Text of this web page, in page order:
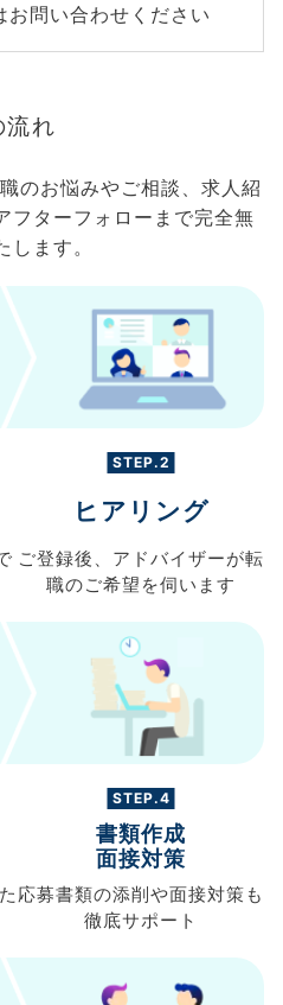
お問い合わせください
流れ
のお悩みやご相談、求人紹
フターフォローまで完全無
ます。
STEP.2
ヒアリング
ご登録後、 アドバイザーが転
職のご希望を伺います
STEP.4
書類作成
面接対策
応募書類の添削や面接対策も
徹底サポート